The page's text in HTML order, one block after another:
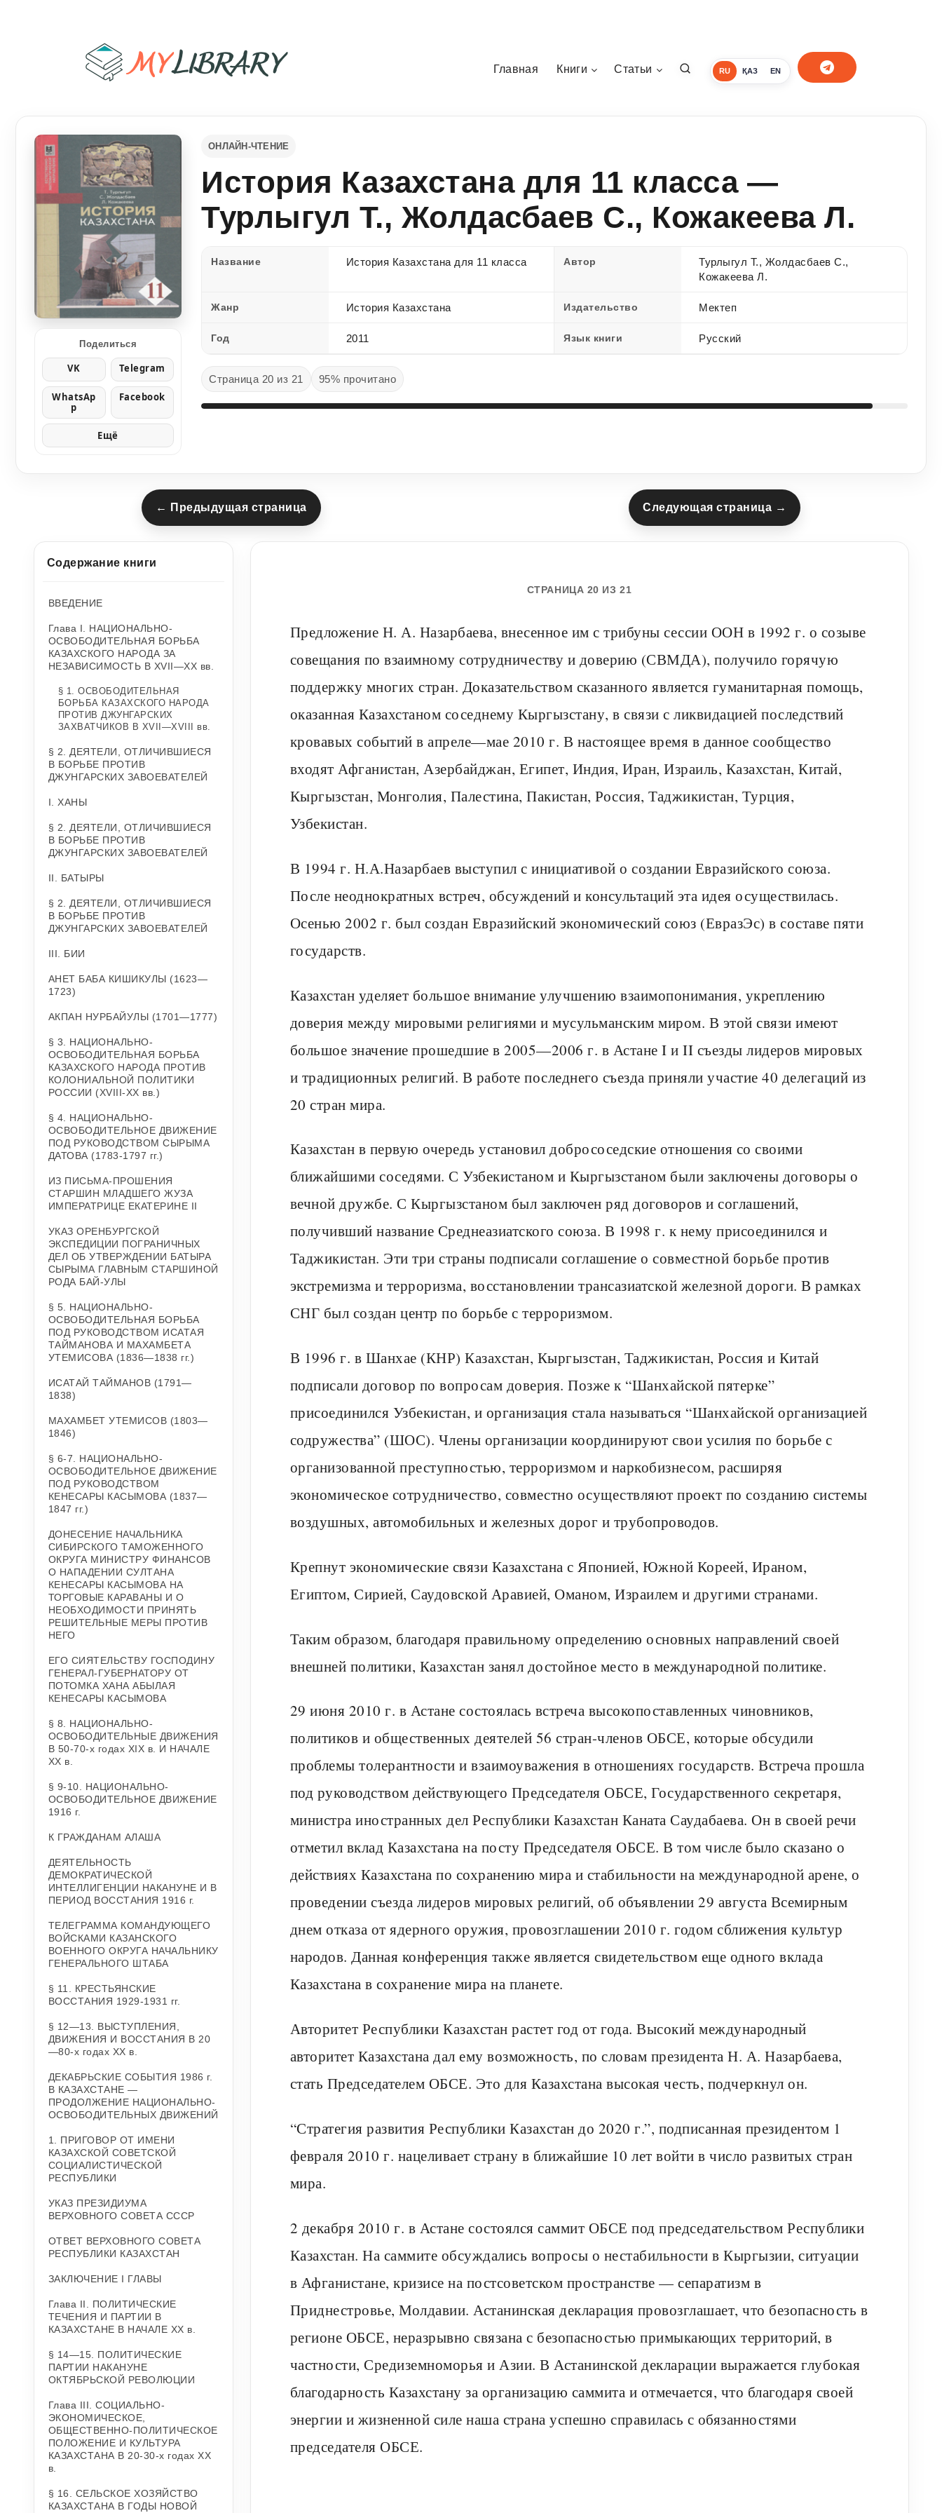
RU ҚАЗ EN
Главная Книги Статьи
Поделиться
VK Telegram
WhatsAp
p
Facebook
Ещё
ОНЛАЙН-ЧТЕНИЕ
История Казахстана для 11 класса —
Турлыгул Т., Жолдасбаев С., Кожакеева Л.
Название История Казахстана для 11 класса Автор
Турлыгул Т., Жолдасбаев С.,
Кожакеева Л.
Жанр История Казахстана Издательство Мектеп
Год 2011 Язык книги Русский
Страница 20 из 21 95% прочитано
← Предыдущая страница Следующая страница →
Содержание книги
ВВЕДЕНИЕ
Глава I. НАЦИОНАЛЬНО-
ОСВОБОДИТЕЛЬНАЯ БОРЬБА
КАЗАХСКОГО НАРОДА ЗА
НЕЗАВИСИМОСТЬ В ХVII—XX вв.
§ 1. ОСВОБОДИТЕЛЬНАЯ
БОРЬБА КАЗАХСКОГО НАРОДА
ПРОТИВ ДЖУНГАРСКИХ
ЗАХВАТЧИКОВ В ХVII—ХVIII вв.
§ 2. ДЕЯТЕЛИ, ОТЛИЧИВШИЕСЯ
В БОРЬБЕ ПРОТИВ
ДЖУНГАРСКИХ ЗАВОЕВАТЕЛЕЙ
I. ХАНЫ
§ 2. ДЕЯТЕЛИ, ОТЛИЧИВШИЕСЯ
В БОРЬБЕ ПРОТИВ
ДЖУНГАРСКИХ ЗАВОЕВАТЕЛЕЙ
II. БАТЫРЫ
§ 2. ДЕЯТЕЛИ, ОТЛИЧИВШИЕСЯ
В БОРЬБЕ ПРОТИВ
ДЖУНГАРСКИХ ЗАВОЕВАТЕЛЕЙ
III. БИИ
АНЕТ БАБА КИШИКУЛЫ (1623—
1723)
АКПАН НУРБАЙУЛЫ (1701—1777)
§ 3. НАЦИОНАЛЬНО-
ОСВОБОДИТЕЛЬНАЯ БОРЬБА
КАЗАХСКОГО НАРОДА ПРОТИВ
КОЛОНИАЛЬНОЙ ПОЛИТИКИ
РОССИИ (ХVIII-ХХ вв.)
§ 4. НАЦИОНАЛЬНО-
ОСВОБОДИТЕЛЬНОЕ ДВИЖЕНИЕ
ПОД РУКОВОДСТВОМ СЫРЫМА
ДАТОВА (1783-1797 гг.)
ИЗ ПИСЬМА-ПРОШЕНИЯ
СТАРШИН МЛАДШЕГО ЖУЗА
ИМПЕРАТРИЦЕ ЕКАТЕРИНЕ II
УКАЗ ОРЕНБУРГСКОЙ
ЭКСПЕДИЦИИ ПОГРАНИЧНЫХ
ДЕЛ ОБ УТВЕРЖДЕНИИ БАТЫРА
СЫРЫМА ГЛАВНЫМ СТАРШИНОЙ
РОДА БАЙ-УЛЫ
§ 5. НАЦИОНАЛЬНО-
ОСВОБОДИТЕЛЬНАЯ БОРЬБА
ПОД РУКОВОДСТВОМ ИСАТАЯ
ТАЙМАНОВА И МАХАМБЕТА
УТЕМИСОВА (1836—1838 гг.)
ИСАТАЙ ТАЙМАНОВ (1791—
1838)
МАХАМБЕТ УТЕМИСОВ (1803—
1846)
§ 6-7. НАЦИОНАЛЬНО-
ОСВОБОДИТЕЛЬНОЕ ДВИЖЕНИЕ
ПОД РУКОВОДСТВОМ
КЕНЕСАРЫ КАСЫМОВА (1837—
1847 гг.)
ДОНЕСЕНИЕ НАЧАЛЬНИКА
СИБИРСКОГО ТАМОЖЕННОГО
ОКРУГА МИНИСТРУ ФИНАНСОВ
О НАПАДЕНИИ СУЛТАНА
КЕНЕСАРЫ КАСЫМОВА НА
ТОРГОВЫЕ КАРАВАНЫ И О
НЕОБХОДИМОСТИ ПРИНЯТЬ
РЕШИТЕЛЬНЫЕ МЕРЫ ПРОТИВ
НЕГО
ЕГО СИЯТЕЛЬСТВУ ГОСПОДИНУ
ГЕНЕРАЛ-ГУБЕРНАТОРУ ОТ
ПОТОМКА ХАНА АБЫЛАЯ
КЕНЕСАРЫ КАСЫМОВА
§ 8. НАЦИОНАЛЬНО-
ОСВОБОДИТЕЛЬНЫЕ ДВИЖЕНИЯ
В 50-70-х годах XIX в. И НАЧАЛЕ
XX в.
§ 9-10. НАЦИОНАЛЬНО-
ОСВОБОДИТЕЛЬНОЕ ДВИЖЕНИЕ
1916 г.
К ГРАЖДАНАМ АЛАША
ДЕЯТЕЛЬНОСТЬ
ДЕМОКРАТИЧЕСКОЙ
ИНТЕЛЛИГЕНЦИИ НАКАНУНЕ И В
ПЕРИОД ВОССТАНИЯ 1916 г.
ТЕЛЕГРАММА КОМАНДУЮЩЕГО
ВОЙСКАМИ КАЗАНСКОГО
ВОЕННОГО ОКРУГА НАЧАЛЬНИКУ
ГЕНЕРАЛЬНОГО ШТАБА
§ 11. КРЕСТЬЯНСКИЕ
ВОССТАНИЯ 1929-1931 гг.
§ 12—13. ВЫСТУПЛЕНИЯ,
ДВИЖЕНИЯ И ВОССТАНИЯ В 20
—80-х годах XX в.
ДЕКАБРЬСКИЕ СОБЫТИЯ 1986 г.
В КАЗАХСТАНЕ —
ПРОДОЛЖЕНИЕ НАЦИОНАЛЬНО-
ОСВОБОДИТЕЛЬНЫХ ДВИЖЕНИЙ
1. ПРИГОВОР ОТ ИМЕНИ
КАЗАХСКОЙ СОВЕТСКОЙ
СОЦИАЛИСТИЧЕСКОЙ
РЕСПУБЛИКИ
УКАЗ ПРЕЗИДИУМА
ВЕРХОВНОГО СОВЕТА СССР
ОТВЕТ ВЕРХОВНОГО СОВЕТА
РЕСПУБЛИКИ КАЗАХСТАН
ЗАКЛЮЧЕНИЕ I ГЛАВЫ
Глава II. ПОЛИТИЧЕСКИЕ
ТЕЧЕНИЯ И ПАРТИИ В
КАЗАХСТАНЕ В НАЧАЛЕ XX в.
§ 14—15. ПОЛИТИЧЕСКИЕ
ПАРТИИ НАКАНУНЕ
ОКТЯБРЬСКОЙ РЕВОЛЮЦИИ
Глава III. СОЦИАЛЬНО-
ЭКОНОМИЧЕСКОЕ,
ОБЩЕСТВЕННО-ПОЛИТИЧЕСКОЕ
ПОЛОЖЕНИЕ И КУЛЬТУРА
КАЗАХСТАНА В 20-30-х годах XX
в.
§ 16. СЕЛЬСКОЕ ХОЗЯЙСТВО
КАЗАХСТАНА В ГОДЫ НОВОЙ
СТРАНИЦА 20 ИЗ 21
Предложение Н. А. Назарбаева, внесенное им с трибуны сессии ООН в 1992 г. о созыве
совещания по взаимному сотрудничеству и доверию (СВМДА), получило горячую
поддержку многих стран. Доказательством сказанного является гуманитарная помощь,
оказанная Казахстаном соседнему Кыргызстану, в связи с ликвидацией последствий
кровавых событий в апреле—мае 2010 г. В настоящее время в данное сообщество
входят Афганистан, Азербайджан, Египет, Индия, Иран, Израиль, Казахстан, Китай,
Кыргызстан, Монголия, Палестина, Пакистан, Россия, Таджикистан, Турция,
Узбекистан.
В 1994 г. Н.А.Назарбаев выступил с инициативой о создании Евразийского союза.
После неоднократных встреч, обсуждений и консультаций эта идея осуществилась.
Осенью 2002 г. был создан Евразийский экономический союз (ЕвразЭс) в составе пяти
государств.
Казахстан уделяет большое внимание улучшению взаимопонимания, укреплению
доверия между мировыми религиями и мусульманским миром. В этой связи имеют
большое значение прошедшие в 2005—2006 г. в Астане I и II съезды лидеров мировых
и традиционных религий. В работе последнего съезда приняли участие 40 делегаций из
20 стран мира.
Казахстан в первую очередь установил добрососедские отношения со своими
ближайшими соседями. С Узбекистаном и Кыргызстаном были заключены договоры о
вечной дружбе. С Кыргызстаном был заключен ряд договоров и соглашений,
получивший название Среднеазиатского союза. В 1998 г. к нему присоединился и
Таджикистан. Эти три страны подписали соглашение о совместной борьбе против
экстремизма и терроризма, восстановлении трансазиатской железной дороги. В рамках
СНГ был создан центр по борьбе с терроризмом.
В 1996 г. в Шанхае (КНР) Казахстан, Кыргызстан, Таджикистан, Россия и Китай
подписали договор по вопросам доверия. Позже к “Шанхайской пятерке”
присоединился Узбекистан, и организация стала называться “Шанхайской организацией
содружества” (ШОС). Члены организации координируют свои усилия по борьбе с
организованной преступностью, терроризмом и наркобизнесом, расширяя
экономическое сотрудничество, совместно осуществляют проект по созданию системы
воздушных, автомобильных и железных дорог и трубопроводов.
Крепнут экономические связи Казахстана с Японией, Южной Кореей, Ираном,
Египтом, Сирией, Саудовской Аравией, Оманом, Израилем и другими странами.
Таким образом, благодаря правильному определению основных направлений своей
внешней политики, Казахстан занял достойное место в международной политике.
29 июня 2010 г. в Астане состоялась встреча высокопоставленных чиновников,
политиков и общественных деятелей 56 стран-членов ОБСЕ, которые обсудили
проблемы толерантности и взаимоуважения в отношениях государств. Встреча прошла
под руководством действующего Председателя ОБСЕ, Государственного секретаря,
министра иностранных дел Республики Казахстан Каната Саудабаева. Он в своей речи
отметил вклад Казахстана на посту Председателя ОБСЕ. В том числе было сказано о
действиях Казахстана по сохранению мира и стабильности на международной арене, о
проведении съезда лидеров мировых религий, об объявлении 29 августа Всемирным
днем отказа от ядерного оружия, провозглашении 2010 г. годом сближения культур
народов. Данная конференция также является свидетельством еще одного вклада
Казахстана в сохранение мира на планете.
Авторитет Республики Казахстан растет год от года. Высокий международный
авторитет Казахстана дал ему возможность, по словам президента Н. А. Назарбаева,
стать Председателем ОБСЕ. Это для Казахстана высокая честь, подчеркнул он.
“Стратегия развития Республики Казахстан до 2020 г.”, подписанная президентом 1
февраля 2010 г. нацеливает страну в ближайшие 10 лет войти в число развитых стран
мира.
2 декабря 2010 г. в Астане состоялся саммит ОБСЕ под председательством Республики
Казахстан. На саммите обсуждались вопросы о нестабильности в Кыргызии, ситуации
в Афганистане, кризисе на постсоветском пространстве — сепаратизм в
Приднестровье, Молдавии. Астанинская декларация провозглашает, что безопасность в
регионе ОБСЕ, неразрывно связана с безопасностью примыкающих территорий, в
частности, Средиземноморья и Азии. В Астанинской декларации выражается глубокая
благодарность Казахстану за организацию саммита и отмечается, что благодаря своей
энергии и жизненной силе наша страна успешно справилась с обязанностями
председателя ОБСЕ.